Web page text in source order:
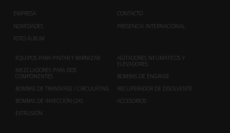
EMPRESA
NOVEDADES
FOTO ÁLBUM
CONTACTO
PRESENCIA INTERNACIONAL
EQUIPOS PARA PINTAR Y BARNIZAR
MEZCLADORES PARA DOS
COMPONENTES
BOMBAS DE TRANSVASE / CIRCULATING
BOMBAS DE INYECCIÓN (2K)
EXTRUSIÓN
AGITADORES NEUMÁTICOS Y
ELEVADORES
BOMBAS DE ENGRASE
RECUPERADOR DE DISOLVENTE
ACCESORIOS